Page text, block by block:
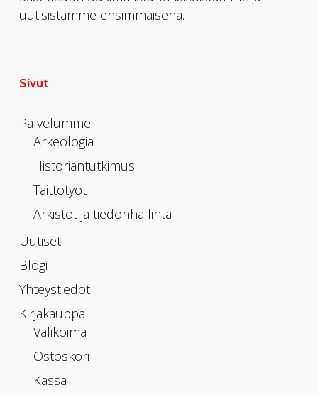
uutisistamme ensimmäisenä.
Sivut
Palvelumme
Arkeologia
Historiantutkimus
Taittotyöt
Arkistot ja tiedonhallinta
Uutiset
Blogi
Yhteystiedot
Kirjakauppa
Valikoima
Ostoskori
Kassa